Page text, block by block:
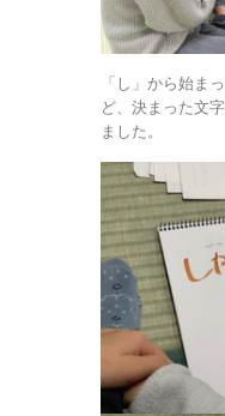
「し」から始ま
ど、決まった文
ました。